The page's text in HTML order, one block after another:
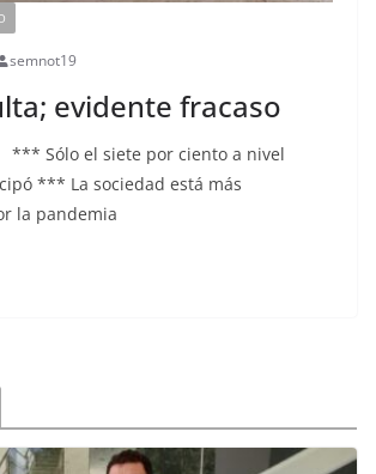
semnot19
evidente fracaso
siete por ciento a nivel
*** La sociedad está más
la pandemia